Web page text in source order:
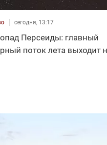
сегодня, 13:17
Персеиды: главный
поток лета выходит